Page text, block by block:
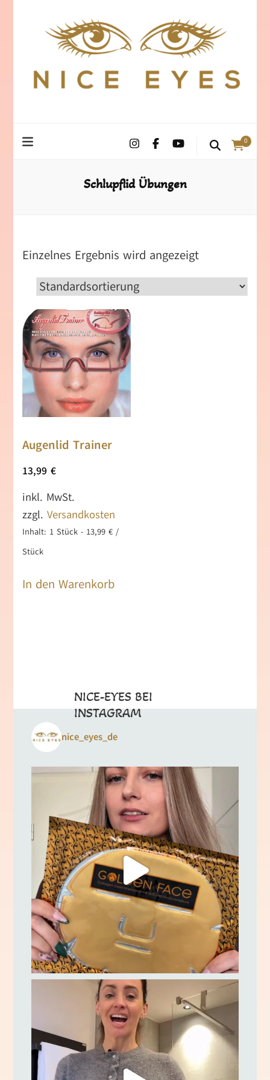
0
Schlupflid Übungen
Einzelnes Ergebnis wird angezeigt
Augenlid Trainer
13,99€
inkl. MwSt.
zzgl.Versandkosten
Inhalt: 1Stück - 13,99€ /
Stück
In den Warenkorb
NICE-EYES BEI
INSTAGRAM
nice_eyes_de